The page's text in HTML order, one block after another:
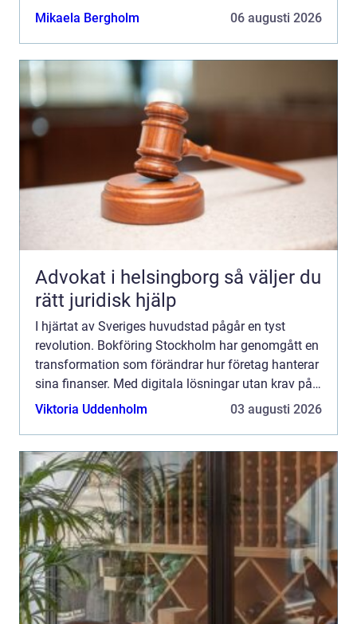
...
Mikaela Bergholm 06 augusti 2026
Advokat i helsingborg så väljer du
rätt juridisk hjälp
I hjärtat av Sveriges huvudstad pågår en tyst
revolution. Bokföring Stockholm har genomgått en
transformation som förändrar hur företag hanterar
sina finanser. Med digitala lösningar utan krav på
...
Viktoria Uddenholm 03 augusti 2026